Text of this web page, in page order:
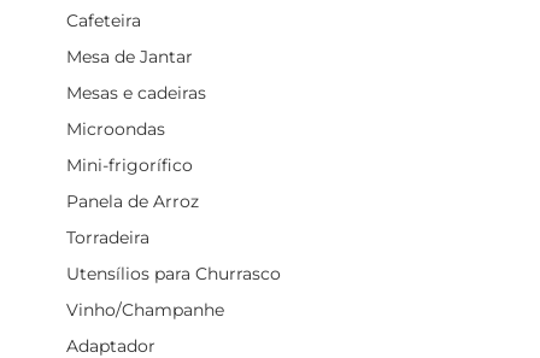
Cafeteira
Mesa de Jantar
Mesas e cadeiras
Microondas
Mini-frigorífico
Panela de Arroz
Torradeira
Utensílios para Churrasco
Vinho/Champanhe
Adaptador